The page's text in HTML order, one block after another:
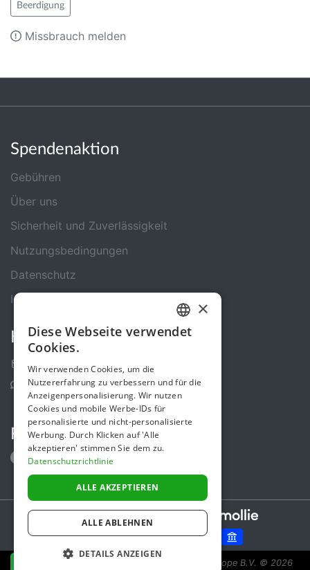
Beerdigung
Missbrauch melden
Spendenaktion
Gebühren
Über uns
Sicherheit und Zuverlässigkeit
Nutzungsbedingungen
Datenschutz
Impressum
Kontakt
Kontakt-Formular
Support Center
Folge uns
Secure payments powered by
Spendenaktion ist eine Initiative von Sponsor Europe B.V. © 2026
GERMAN
×
Diese Webseite verwendet
Cookies.
Wir verwenden Cookies, um die
Nutzererfahrung zu verbessern und für die
Anzeigenpersonalisierung. Wir nutzen
Cookies und mobile Werbe-IDs für
personalisierte und nicht-personalisierte
Werbung. Durch Klicken auf 'Alle
akzeptieren' stimmen Sie dem zu.
Datenschutzrichtlinie
ALLE AKZEPTIEREN
ALLE ABLEHNEN
DETAILS ANZEIGEN